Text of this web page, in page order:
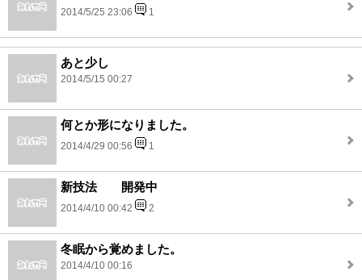
2014/5/25 23:06 1
あと少し
2014/5/15 00:27
何とか形になりました。
2014/4/29 00:56 1
新技法 開発中
2014/4/10 00:42 2
冬眠から覚めました。
2014/4/10 00:16